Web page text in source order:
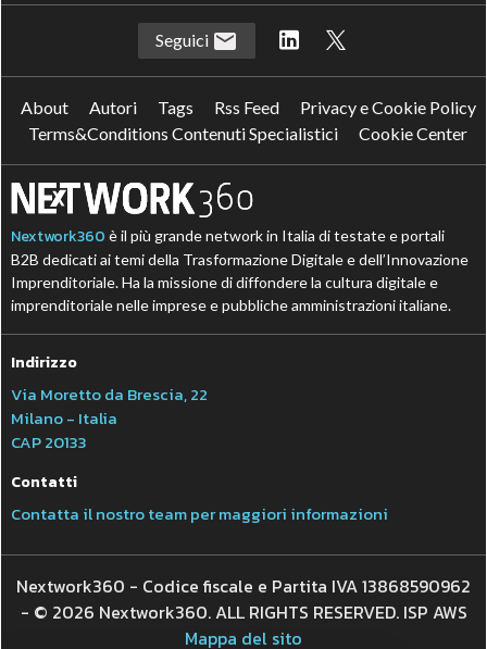
Seguici
About Autori Tags Rss Feed
Privacy e Cookie Policy
Terms&Conditions Contenuti Specialistici
Cookie Center
Nextwork360 è il più grande network in Italia di testate e portali
B2B dedicati ai temi della Trasformazione Digitale e dell’Innovazione
Imprenditoriale. Ha la missione di diffondere la cultura digitale e
imprenditoriale nelle imprese e pubbliche amministrazioni italiane.
Indirizzo
Via Moretto da Brescia, 22
Milano - Italia
CAP 20133
Contatti
Contatta il nostro team per maggiori informazioni
Nextwork360 - Codice fiscale e Partita IVA 13868590962
- © 2026 Nextwork360. ALL RIGHTS RESERVED. ISP AWS
Mappa del sito